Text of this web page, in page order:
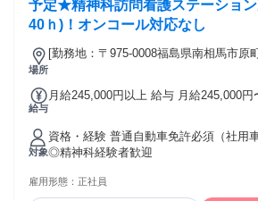
予定★精神科訪問看護ステーショ
40ｈ)！オンコール対応なし
場所
[勤務地：〒975-0008福島県南相馬市原
給与
月給245,000円以上 給与 月給245,000
給24.5万円＋件数手当8.4万円(1日7件、
対象
資格・経験 普通自動車免許必須（社用
◎精神科経験者歓迎
雇用形態： 正社員